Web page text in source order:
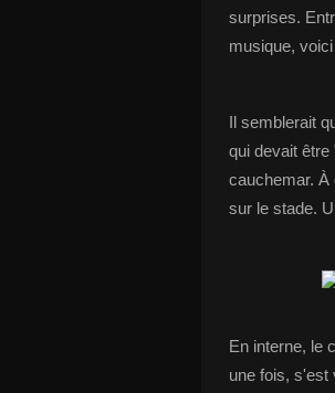
surprises.
musique,
Il semblerait
qui devait être
cauchemar. À
sur le stade.
En interne, le
une fois, s'est